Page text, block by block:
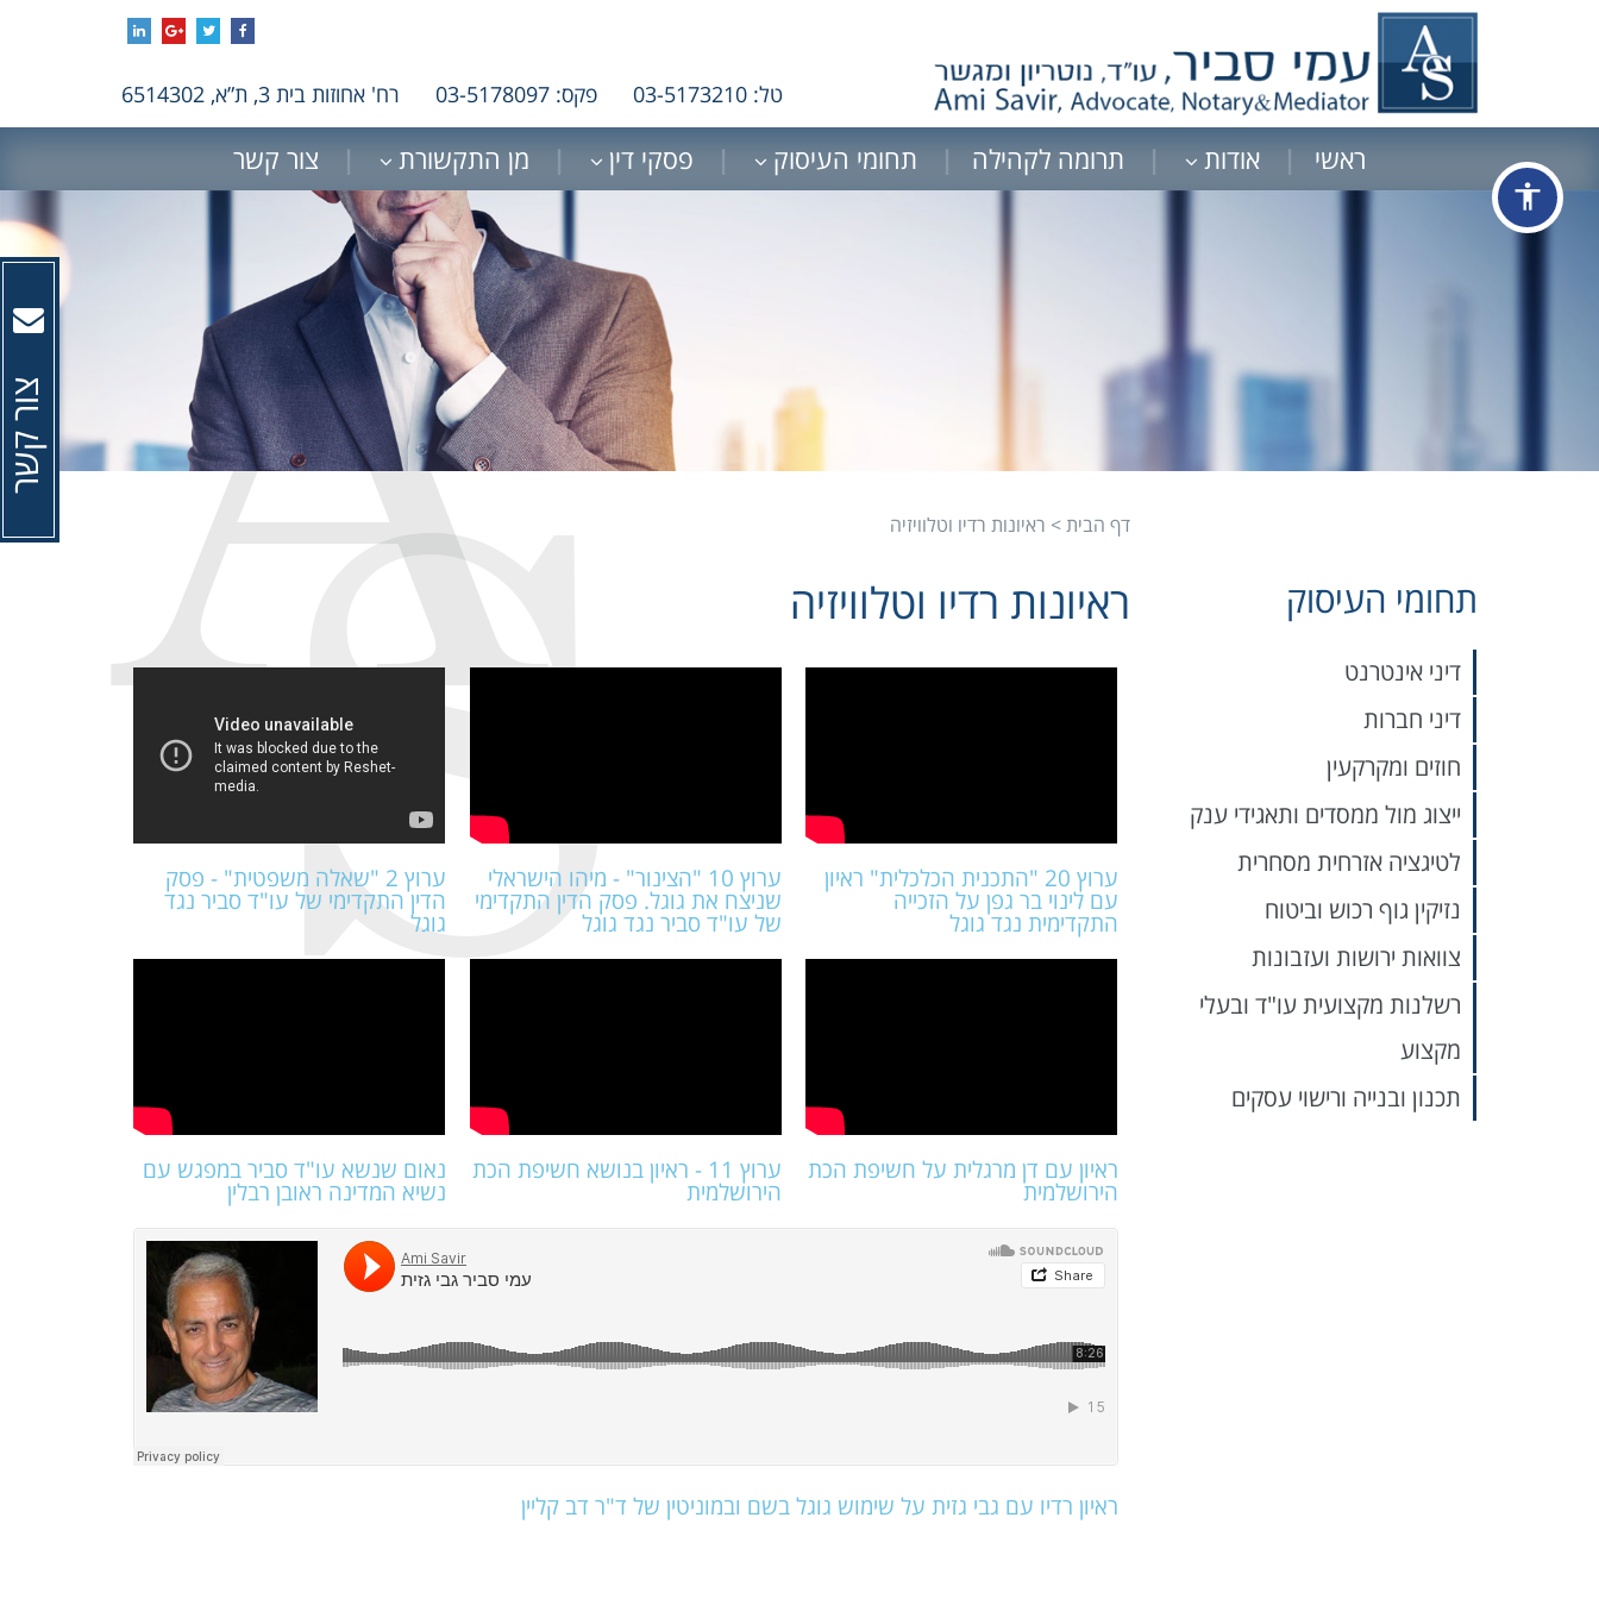
accessibility
טל: 03-5173210 פקס: 03-5178097 רח' אחוזות בית 3, ת”א, 6514302
ראשי אודות תרומה לקהילה תחומי העיסוק פסקי דין מן התקשורת צור קשר
דף הבית> ראיונות רדיו וטלוויזיה
ראיונות רדיו וטלוויזיה
ערוץ 20 "התכנית הכלכלית" ראיון
עם לינוי בר גפן על הזכייה
התקדימית נגד גוגל
ערוץ 10 "הצינור" - מיהו הישראלי
שניצח את גוגל. פסק הדין התקדימי
של עו"ד סביר נגד גוגל
ערוץ 2 "שאלה משפטית" - פסק
הדין התקדימי של עו"ד סביר נגד
גוגל
ראיון עם דן מרגלית על חשיפת הכת
הירושלמית
ערוץ 11 - ראיון בנושא חשיפת הכת
הירושלמית
נאום שנשא עו"ד סביר במפגש עם
נשיא המדינה ראובן רבלין
ראיון רדיו עם גבי גזית על שימוש גוגל בשם ובמוניטין של ד"ר דב קליין
תחומי העיסוק
דיני אינטרנט
דיני חברות
חוזים ומקרקעין
ייצוג מול ממסדים ותאגידי ענק
לטיגציה אזרחית מסחרית
נזיקין גוף רכוש וביטוח
צוואות ירושות ועזבונות
רשלנות מקצועית עו"ד ובעלי
מקצוע
תכנון ובנייה ורישוי עסקים
צור קשר